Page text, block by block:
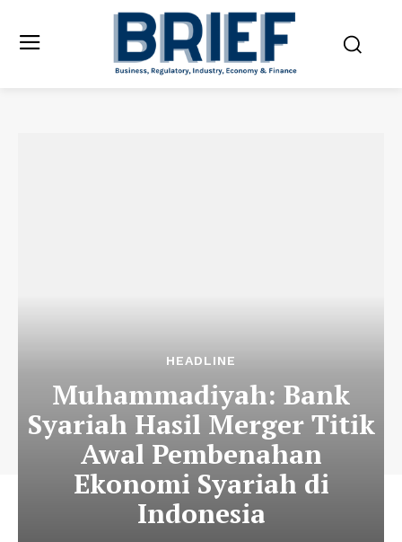
HEADLINE
Muhammadiyah: Bank
Syariah Hasil Merger Titik
Awal Pembenahan
Ekonomi Syariah di
Indonesia